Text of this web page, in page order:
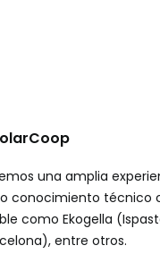
una amplia
conocimiento técnico
como Ekogella
entre otros.